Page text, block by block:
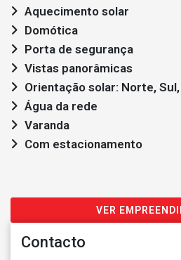
Aquecimento solar
Domótica
Porta de segurança
Vistas panorâmicas
Orientação solar: Norte,
Água da rede
Varanda
Com estacionamento
VER
Contacto